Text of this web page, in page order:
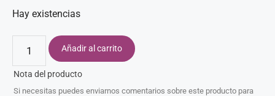
Hay existencias
Añadir al carrito
Nota del producto
Si necesitas puedes enviarnos comentarios sobre este producto para